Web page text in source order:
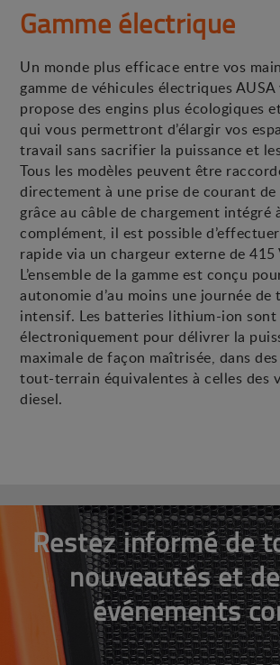
Gamme électrique
Un monde plus efficace entre vos
gamme de véhicules électriques AUSA
propose des engins plus écologiques
qui vous permettront d’élargir vos
travail sans sacrifier la puissance et
Tous les modèles peuvent être
directement à une prise de courant de
grâce au câble de chargement intégré
complément, il est possible
rapide via un chargeur externe de 415
L’ensemble de la gamme est conçu
autonomie d’au moins une journée de
intensif. Les batteries lithium-ion sont
électroniquement pour délivrer la
maximale de façon maîtrisée, dans
tout-terrain équivalentes à celles des
diesel.
Restez informé de
nouveautés et
événements